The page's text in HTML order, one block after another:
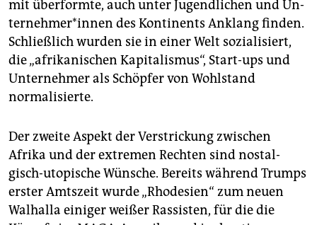
mit überformte, auch unter Jugendlichen und Un­
ter­neh­me­r*in­nen des Kontinents Anklang finden.
Schließlich wurden sie in einer Welt sozialisiert,
die „afrikanischen Kapitalismus“, Start-ups und
Unternehmer als Schöpfer von Wohlstand
normalisierte.
Der zweite Aspekt der Verstrickung zwischen
Afrika und der extremen Rechten sind nostal­
gisch-utopische Wünsche. Bereits während Trumps
erster Amtszeit wurde „Rhodesien“ zum neuen
Walhalla einiger weißer Rassisten, für die die